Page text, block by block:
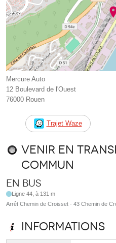
Mercure Auto
12 Boulevard de l'Ouest
76000 Rouen
Trajet Waze
Venir en
commun
En bus
Ligne 44, à 131 m
Arrêt Chemin de Croisset - 43 Chemin de
Informations